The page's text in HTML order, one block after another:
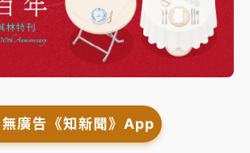
無廣告《知新聞》App